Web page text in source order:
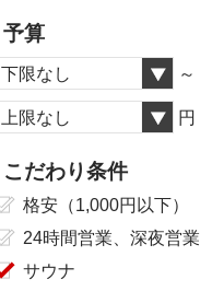
予算
下限なし ～
上限なし 円
こだわり条件
格安（1,000円以下）
24時間営業、深夜営業
サウナ